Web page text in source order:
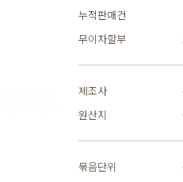
누적판매건
무이자할부
제조사
원산지
묶음단위